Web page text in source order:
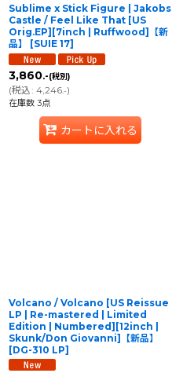
Sublime x Stick Figure | Jakobs
Castle / Feel Like That [US
Orig.EP][7inch | Ruffwood]【新
品】
[SUIE 17]
3,860.-(税別)
(税込: 4,246.-)
在庫数 3点
カートに入れる
Volcano / Volcano [US Reissue
LP | Re-mastered | Limited
Edition | Numbered][12inch |
Skunk/Don Giovanni]【新品】
[DG-310 LP]